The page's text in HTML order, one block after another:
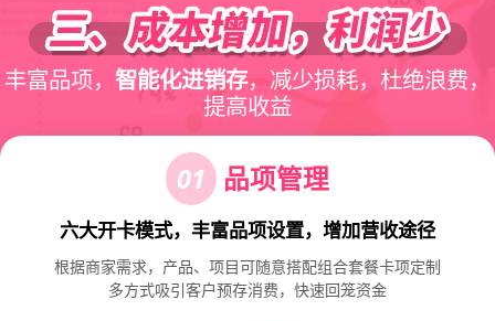
丰富品项， 智能化进销存，减少损耗，杜绝浪费，
提高收益
01 品项管理
六大开卡模式，丰富品项设置，增加营收途径
根据商家需求，产品、项目可随意搭配组合套餐卡项定制
多方式吸引客户预存消费，快速回笼资金